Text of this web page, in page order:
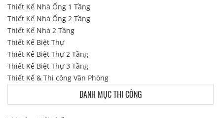
Thiết Kế Nhà Ống 1 Tầng
Thiết Kế Nhà Ống 2 Tầng
Thiết Kế Nhà 2 Tầng
Thiết Kế Biệt Thự
Thiết Kế Biệt Thự 2 Tầng
Thiết Kế Biệt Thự 3 Tầng
Thiết Kế & Thi công Văn Phòng
DANH MỤC THI CÔNG